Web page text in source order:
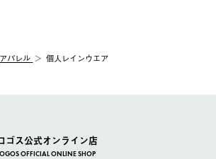
ます。
品いただき、ご希望商品を再注文してくだ
アパレル 個人レインウエア
ゴス公式オンライン店
OFFICIAL ONLINE SHOP